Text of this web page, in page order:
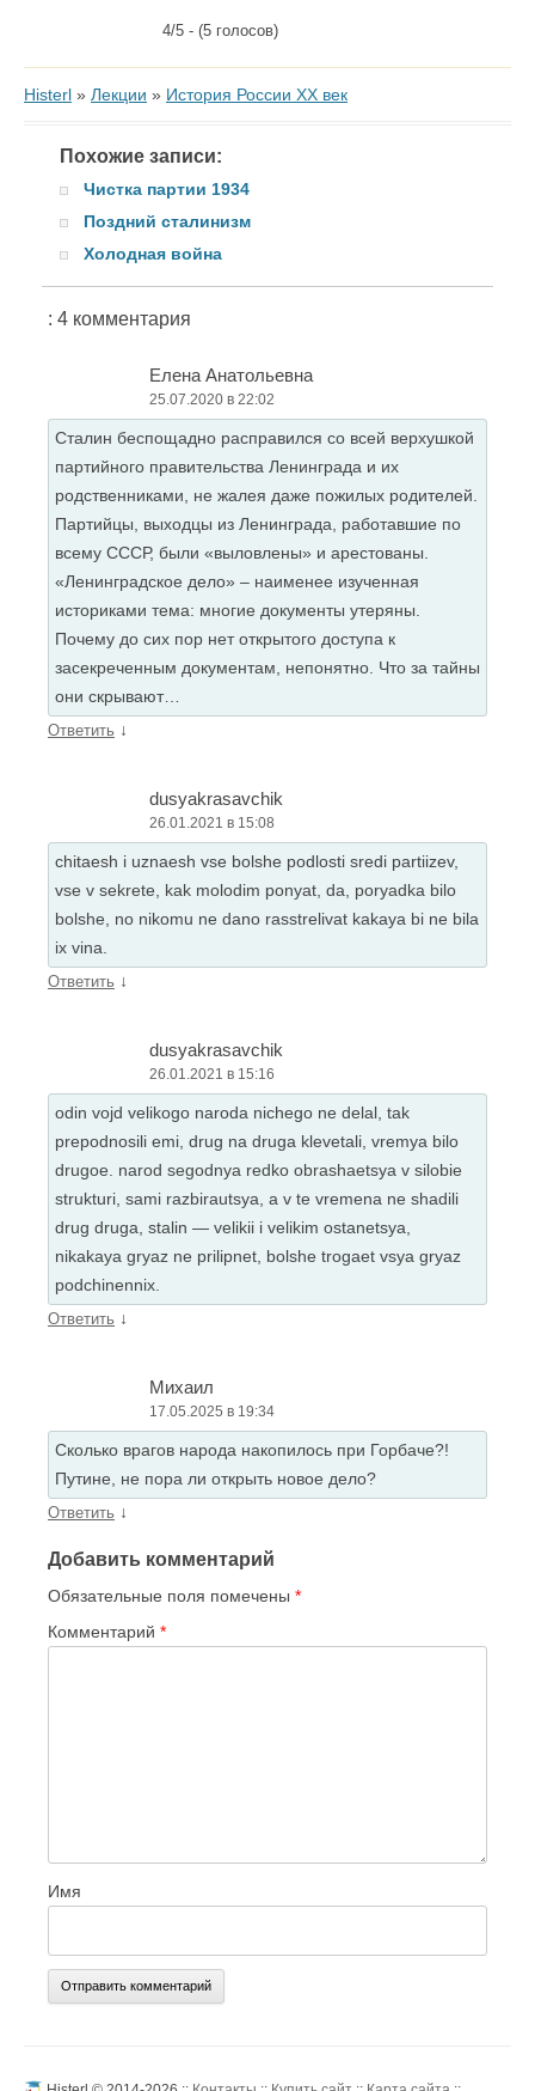
4/5 - (5 голосов)
Histerl » Лекции » История России XX век
Похожие записи:
Чистка партии 1934
Поздний сталинизм
Холодная война
: 4 комментария
Елена Анатольевна
25.07.2020 в 22:02
Сталин беспощадно расправился со всей верхушкой
партийного правительства Ленинграда и их
родственниками, не жалея даже пожилых родителей.
Партийцы, выходцы из Ленинграда, работавшие по
всему СССР, были «выловлены» и арестованы.
«Ленинградское дело» – наименее изученная
историками тема: многие документы утеряны.
Почему до сих пор нет открытого доступа к
засекреченным документам, непонятно. Что за тайны
они скрывают…
Ответить ↓
dusyakrasavchik
26.01.2021 в 15:08
chitaesh i uznaesh vse bolshe podlosti sredi partiizev,
vse v sekrete, kak molodim ponyat, da, poryadka bilo
bolshe, no nikomu ne dano rasstrelivat kakaya bi ne bila
ix vina.
Ответить ↓
dusyakrasavchik
26.01.2021 в 15:16
odin vojd velikogo naroda nichego ne delal, tak
prepodnosili emi, drug na druga klevetali, vremya bilo
drugoe. narod segodnya redko obrashaetsya v silobie
strukturi, sami razbirautsya, a v te vremena ne shadili
drug druga, stalin — velikii i velikim ostanetsya,
nikakaya gryaz ne prilipnet, bolshe trogaet vsya gryaz
podchinennix.
Ответить ↓
Михаил
17.05.2025 в 19:34
Сколько врагов народа накопилось при Горбаче?!
Путине, не пора ли открыть новое дело?
Ответить ↓
Добавить комментарий
Обязательные поля помечены *
Комментарий *
Имя